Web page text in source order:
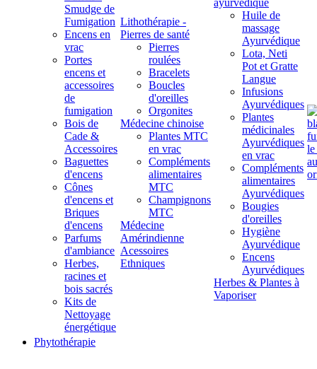
Smudge de
Fumigation
Encens en
vrac
Portes
encens et
accessoires
de
fumigation
Bois de
Cade &
Accessoires
Baguettes
d'encens
Cônes
d'encens et
Briques
d'encens
Parfums
d'ambiance
Herbes,
racines et
bois sacrés
Kits de
Nettoyage
énergétique
Lithothérapie -
Pierres de santé
Pierres
roulées
Bracelets
Boucles
d'oreilles
Orgonites
Médecine chinoise
Plantes MTC
en vrac
Compléments
alimentaires
MTC
Champignons
MTC
Médecine
Amérindienne
Acessoires
Ethniques
ayurvédique
Huile de
massage
Ayurvédique
Lota, Neti
Pot et Gratte
Langue
Infusions
Ayurvédiques
Plantes
médicinales
Ayurvédiques
en vrac
Compléments
alimentaires
Ayurvédiques
Bougies
d'oreilles
Hygiène
Ayurvédique
Encens
Ayurvédiques
Herbes & Plantes à
Vaporiser
Phytothérapie